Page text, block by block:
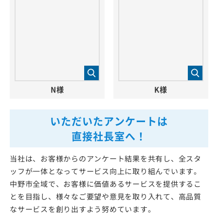
いただいたアンケートは
直接社長室へ！
当社は、お客様からのアンケート結果を共有し、全スタ
ッフが一体となってサービス向上に取り組んでいます。
中野市全域で、お客様に価値あるサービスを提供するこ
とを目指し、様々なご要望や意見を取り入れて、高品質
なサービスを創り出すよう努めています。
N様 K様